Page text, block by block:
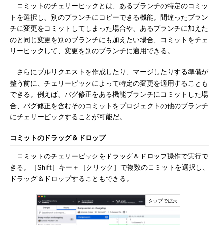
コミットのチェリーピックとは、あるブランチの特定のコミッ
トを選択し、別のブランチにコピーできる機能。間違ったブラン
チに変更をコミットしてしまった場合や、あるブランチに加えた
のと同じ変更を別のブランチにも加えたい場合、コミットをチェ
リーピックして、変更を別のブランチに適用できる。
さらにプルリクエストを作成したり、マージしたりする準備が
整う前に、チェリーピックによって特定の変更を適用することも
できる。例えば、バグ修正をある機能ブランチにコミットした場
合、バグ修正を含むそのコミットをプロジェクトの他のブランチ
にチェリーピックすることが可能だ。
コミットのドラッグ＆ドロップ
コミットのチェリーピックをドラッグ＆ドロップ操作で実行で
きる。［Shift］キー＋［クリック］で複数のコミットを選択し、
ドラッグ＆ドロップすることもできる。